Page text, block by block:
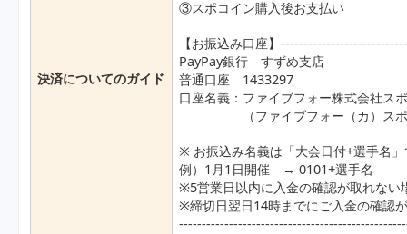
決済についてのガイド
③スポコイン購入後お支払い
【お振込み口座】
PayPay銀行 すずめ支店
普通口座 1433297
口座名義：ファイブフォー株式会社ス
（ファイブフォー（カ）スポー
※ お振込み名義は「大会日付+選手名
例）1月1日開催 → 0101+選手名
※5営業日以内に入金の確認が取れない
※締切日翌日14時までにご入金の確認